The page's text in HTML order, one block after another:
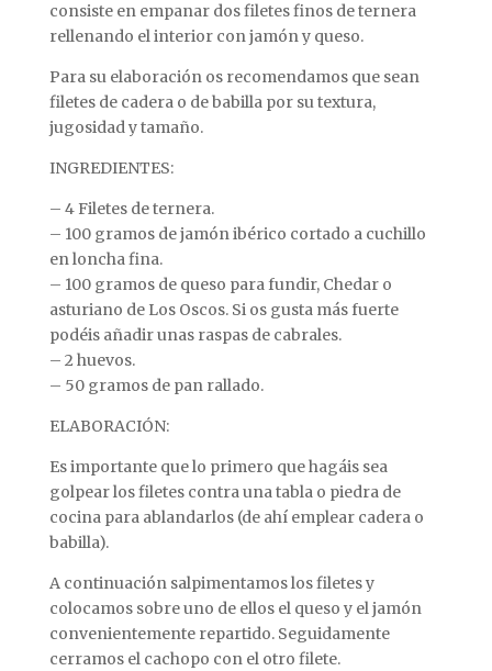
consiste en empanar dos filetes finos de ternera
rellenando el interior con jamón y queso.
Para su elaboración os recomendamos que sean
filetes de cadera o de babilla por su textura,
jugosidad y tamaño.
INGREDIENTES:
– 4 Filetes de ternera.
– 100 gramos de jamón ibérico cortado a cuchillo
en loncha fina.
– 100 gramos de queso para fundir, Chedar o
asturiano de Los Oscos. Si os gusta más fuerte
podéis añadir unas raspas de cabrales.
– 2 huevos.
– 50 gramos de pan rallado.
ELABORACIÓN:
Es importante que lo primero que hagáis sea
golpear los filetes contra una tabla o piedra de
cocina para ablandarlos (de ahí emplear cadera o
babilla).
A continuación salpimentamos los filetes y
colocamos sobre uno de ellos el queso y el jamón
convenientemente repartido. Seguidamente
cerramos el cachopo con el otro filete.